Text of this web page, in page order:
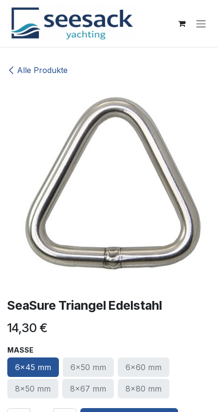
Zum Inhalt springen
Alle Produkte
SeaSure Triangel Edelstahl
14,30 €
MASSE
6x45 mm 6x50 mm 6x60 mm
8x50 mm 8x67 mm 8x80 mm